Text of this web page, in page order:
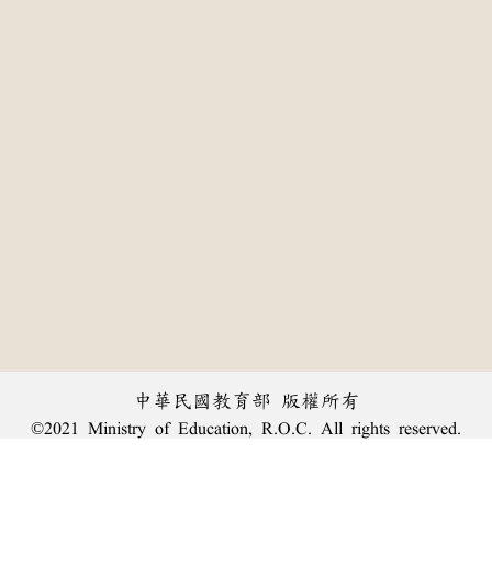
中華民國教育部 版權所有
©2021 Ministry of Education, R.O.C. All rights reserved.